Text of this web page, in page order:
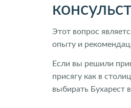
Этот вопрос
опыту и
Если вы решили
присягу как в
выбирать Бухарест